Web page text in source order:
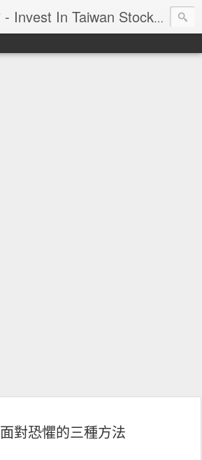
上班族投資理財 - Invest In Taiwan Stock Market
面對恐懼的三種方法